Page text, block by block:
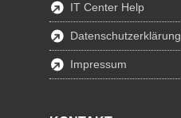
IT Center Help
Datenschutzerklärung
Impressum